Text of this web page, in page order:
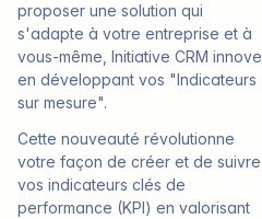
proposer une solution qui
s'adapte à votre entreprise et à
vous-même, Initiative CRM innove
en développant vos "Indicateurs
sur mesure".
Cette nouveauté révolutionne
votre façon de créer et de suivre
vos indicateurs clés de
performance (KPI) en valorisant